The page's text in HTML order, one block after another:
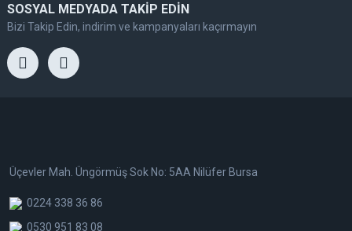
SOSYAL MEDYADA TAKİP EDİN
Bizi Takip Edin, indirim ve kampanyaları kaçırmayın
Üçevler Mah. Üngörmüş Sok No: 5AA Nilüfer Bursa
0224 338 36 86
0530 951 83 08